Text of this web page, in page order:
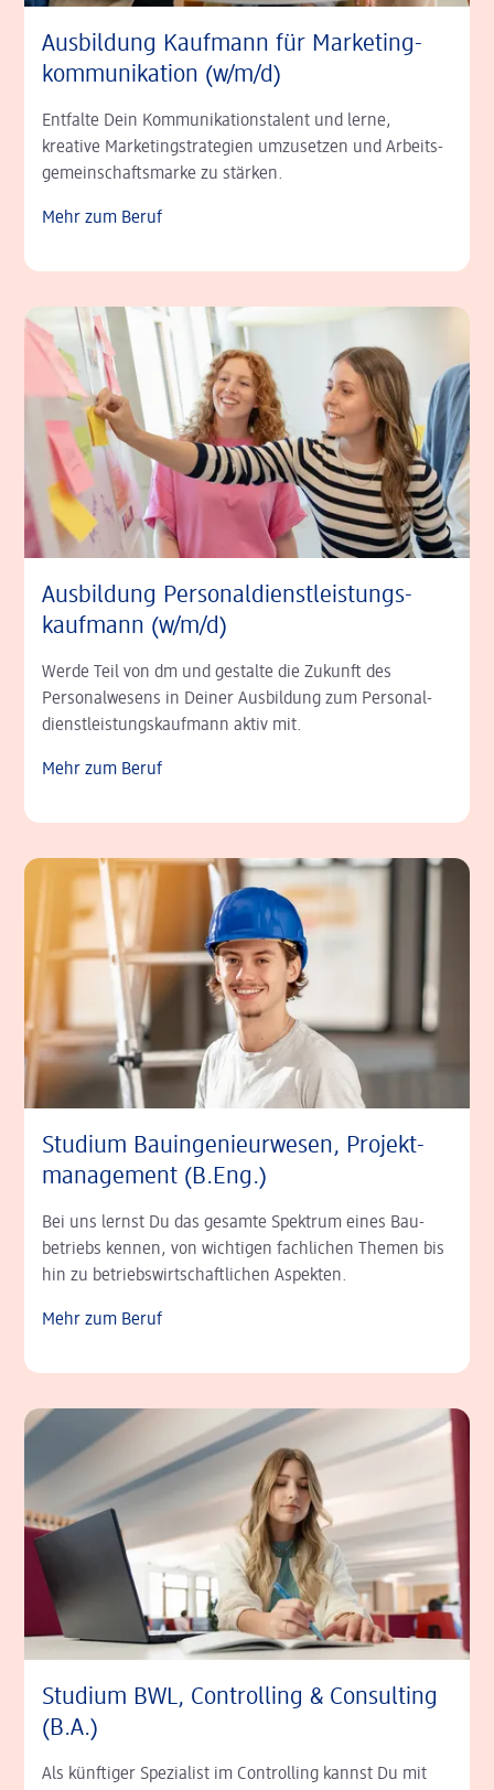
Ausbildung Kaufmann für Marke­ting­
kom­muni­kation (w/m/d)
Entfalte Dein Kom­munikations­talent und lerne,
kreative Marketing­strategien umzusetzen und Arbeits­
gemeinschafts­marke zu stärken.
Mehr zum Beruf
Ausbildung Personal­­dienst­­leistungs­
kauf­mann (w/m/d)
Werde Teil von dm und gestalte die Zukunft des
Personal­wesens in Deiner Ausbildung zum Personal­
dienst­leistungs­kauf­mann aktiv mit.
Mehr zum Beruf
Studium Bau­ingenieur­wesen, Projekt­
management (B.Eng.)
Bei uns lernst Du das gesamte Spektrum eines Bau­
betriebs kennen, von wichtigen fachlichen Themen bis
hin zu betriebs­wirtschaft­lichen Aspekten.
Mehr zum Beruf
Studium BWL, Cont­rolling & Consulting
(B.A.)
Als künftiger Spezialist im Controlling kannst Du mit